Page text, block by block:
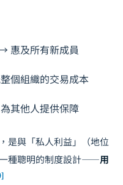
惠及所有新成員
個組織的交易成本
其他人提供保障
是與「私人利益」（地位
種聰明的制度設計——用